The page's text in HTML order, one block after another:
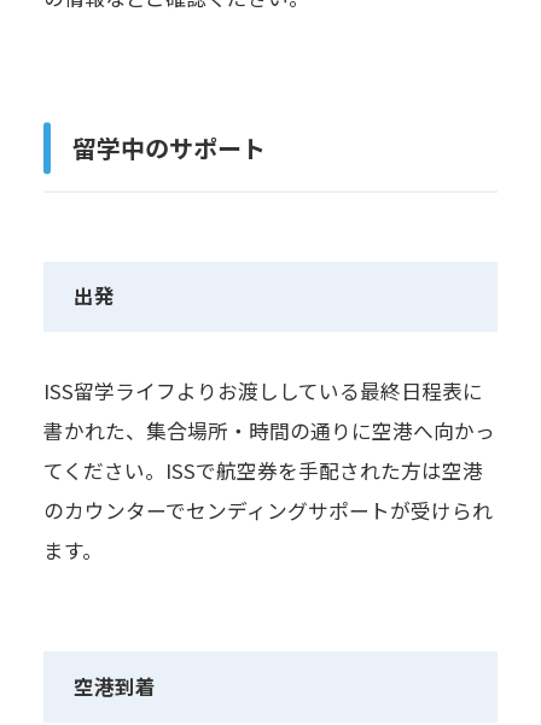
留学中のサポート
出発
ISS留学ライフよりお渡ししている最終日程表に
書かれた、集合場所・時間の通りに空港へ向かっ
てください。ISSで航空券を手配された方は空港
のカウンターでセンディングサポートが受けられ
ます。
空港到着